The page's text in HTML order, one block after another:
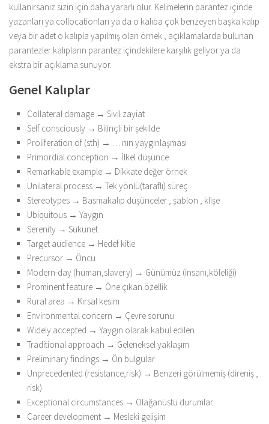
kullanırsanız sizin için daha yararlı olur. Kelimelerin parantez içinde
yazanları ya collocationları ya da o kalıba çok benzeyen başka kalıp
veya bir adet o kalıpla yapılmış olan örnek , açıklamalarda bulunan
parantezler kalıpların parantez içindekilere karşılık geliyor ya da
ekstra bir açıklama sunuyor.
Genel Kalıplar
Collateral damage → Sivil zayiat
Self consciously → Bilinçli bir şekilde
Proliferation of (sth) → … nın yaygınlaşması
Primordial conception → İlkel düşünce
Remarkable example → Dikkate değer örnek
Unilateral process → Tek yönlü(taraflı) süreç
Stereotypes → Basmakalıp düşünceler , şablon , klişe
Ubiquitous → Yaygın
Serenity → Sükunet
Target audience → Hedef kitle
Precursor → Öncü
Modern-day (human,slavery) → Günümüz (insanı,köleliği)
Prominent feature → Öne çıkan özellik
Rural area → Kırsal kesim
Environmental concern → Çevre sorunu
Widely accepted → Yaygın olarak kabul edilen
Traditional approach → Geleneksel yaklaşım
Preliminary findings → Ön bulgular
Unprecedented (resistance,risk) → Benzeri görülmemiş (direniş ,
risk)
Exceptional circumstances → Olağanüstü durumlar
Career development → Mesleki gelişim